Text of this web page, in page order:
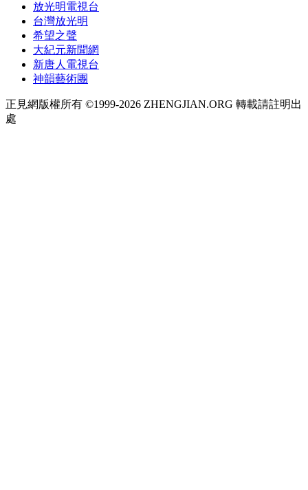
放光明電視台
台灣放光明
希望之聲
大紀元新聞網
新唐人電視台
神韻藝術團
正見網版權所有 ©1999-2026 ZHENGJIAN.ORG 轉載請註明出
處